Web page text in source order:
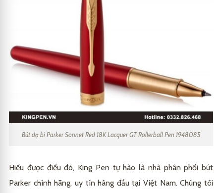
Bút dạ bi Parker Sonnet Red 18K Lacquer GT Rollerball Pen 1948085
Hiểu được điều đó, King Pen tự hào là nhà phân phối bút
Parker chính hãng, uy tín hàng đầu tại Việt Nam. Chúng tôi